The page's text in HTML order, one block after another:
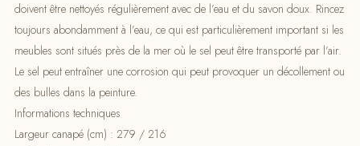
doivent être nettoyés régulièrement avec de l’eau et du savon doux. Rincez
toujours abondamment à l’eau, ce qui est particulièrement important si les
meubles sont situés près de la mer où le sel peut être transporté par l’air.
Le sel peut entraîner une corrosion qui peut provoquer un décollement ou
des bulles dans la peinture.
Informations techniques
Largeur canapé (cm) : 279 / 216